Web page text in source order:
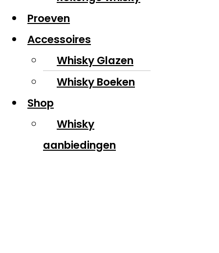
Proeven
Accessoires
Whisky Glazen
Whisky Boeken
Shop
Whisky
aanbiedingen